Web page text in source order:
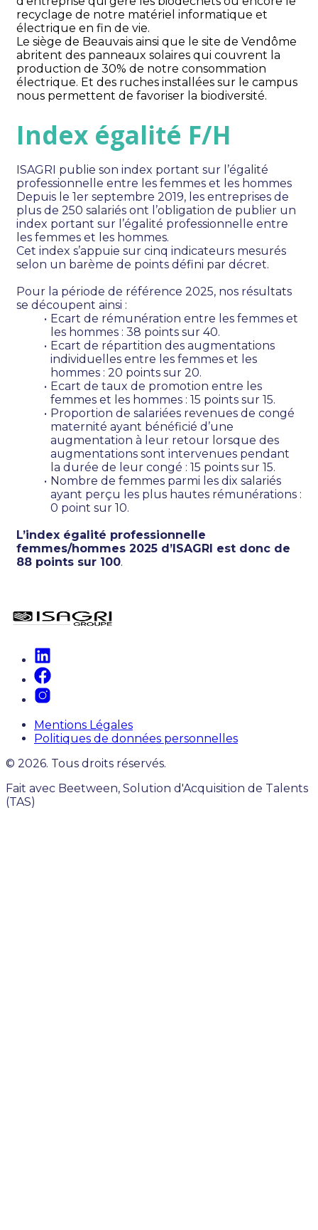
recyclage de notre matériel informatique et
électrique en fin de vie.
Le siège de Beauvais ainsi que le site de Vendôme
abritent des panneaux solaires qui couvrent la
production de 30% de notre consommation
électrique. Et des ruches installées sur le campus
nous permettent de favoriser la biodiversité.
Index égalité F/H
ISAGRI publie son index portant sur l’égalité
professionnelle entre les femmes et les hommes
Depuis le 1er septembre 2019, les entreprises de
plus de 250 salariés ont l’obligation de publier un
index portant sur l’égalité professionnelle entre
les femmes et les hommes.
Cet index s’appuie sur cinq indicateurs mesurés
selon un barème de points défini par décret.
Pour la période de référence 2025, nos résultats
se découpent ainsi :
Ecart de rémunération entre les femmes et
les hommes : 38 points sur 40.
Ecart de répartition des augmentations
individuelles entre les femmes et les
hommes : 20 points sur 20.
Ecart de taux de promotion entre les
femmes et les hommes : 15 points sur 15.
Proportion de salariées revenues de congé
maternité ayant bénéficié d’une
augmentation à leur retour lorsque des
augmentations sont intervenues pendant
la durée de leur congé : 15 points sur 15.
Nombre de femmes parmi les dix salariés
ayant perçu les plus hautes rémunérations :
0 point sur 10.
L’index égalité professionnelle
femmes/hommes 2025 d’ISAGRI est donc de
88 points sur 100.
Mentions Légales
Politiques de données personnelles
© 2026. Tous droits réservés.
Fait avec Beetween, Solution d'Acquisition de Talents
(TAS)